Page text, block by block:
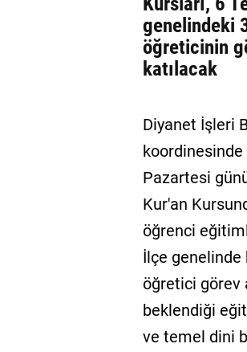
genelindeki
öğreticinin
katılacak
Diyanet İşleri
Pazartesi
Kur'an
öğrenci
İlçe
öğretici görev
beklendiği
ve temel dini